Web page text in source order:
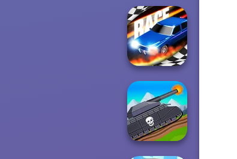
For Honor
Warriors io
Drag Race 3D